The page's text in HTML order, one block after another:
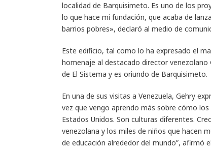
localidad de Barquisimeto. Es uno de los
lo que hace mi fundación, que acaba de
barrios pobres», declaró al medio de
Este edificio, tal como lo ha expresado el
homenaje al destacado director
de El Sistema y es oriundo de Barquisimeto.
En una de sus visitas a Venezuela, Gehry
vez que vengo aprendo más sobre cómo
Estados Unidos. Son culturas diferentes.
venezolana y los miles de niños que hacen
de educación alrededor del mundo”, afirmó